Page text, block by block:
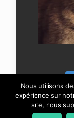
Nous utilisons
expérience sur
site, nous